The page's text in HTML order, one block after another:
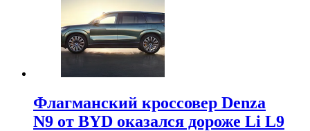
Флагманский кроссовер Denza
N9 от BYD оказался дороже Li L9